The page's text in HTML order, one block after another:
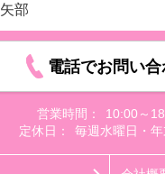
矢部
電話でお問い
営業時間：
10:00～
定休日：
毎週水曜日・